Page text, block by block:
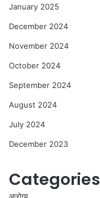
January 2025
December 2024
November 2024
October 2024
September 2024
August 2024
July 2024
December 2023
Categories
आरोग्य